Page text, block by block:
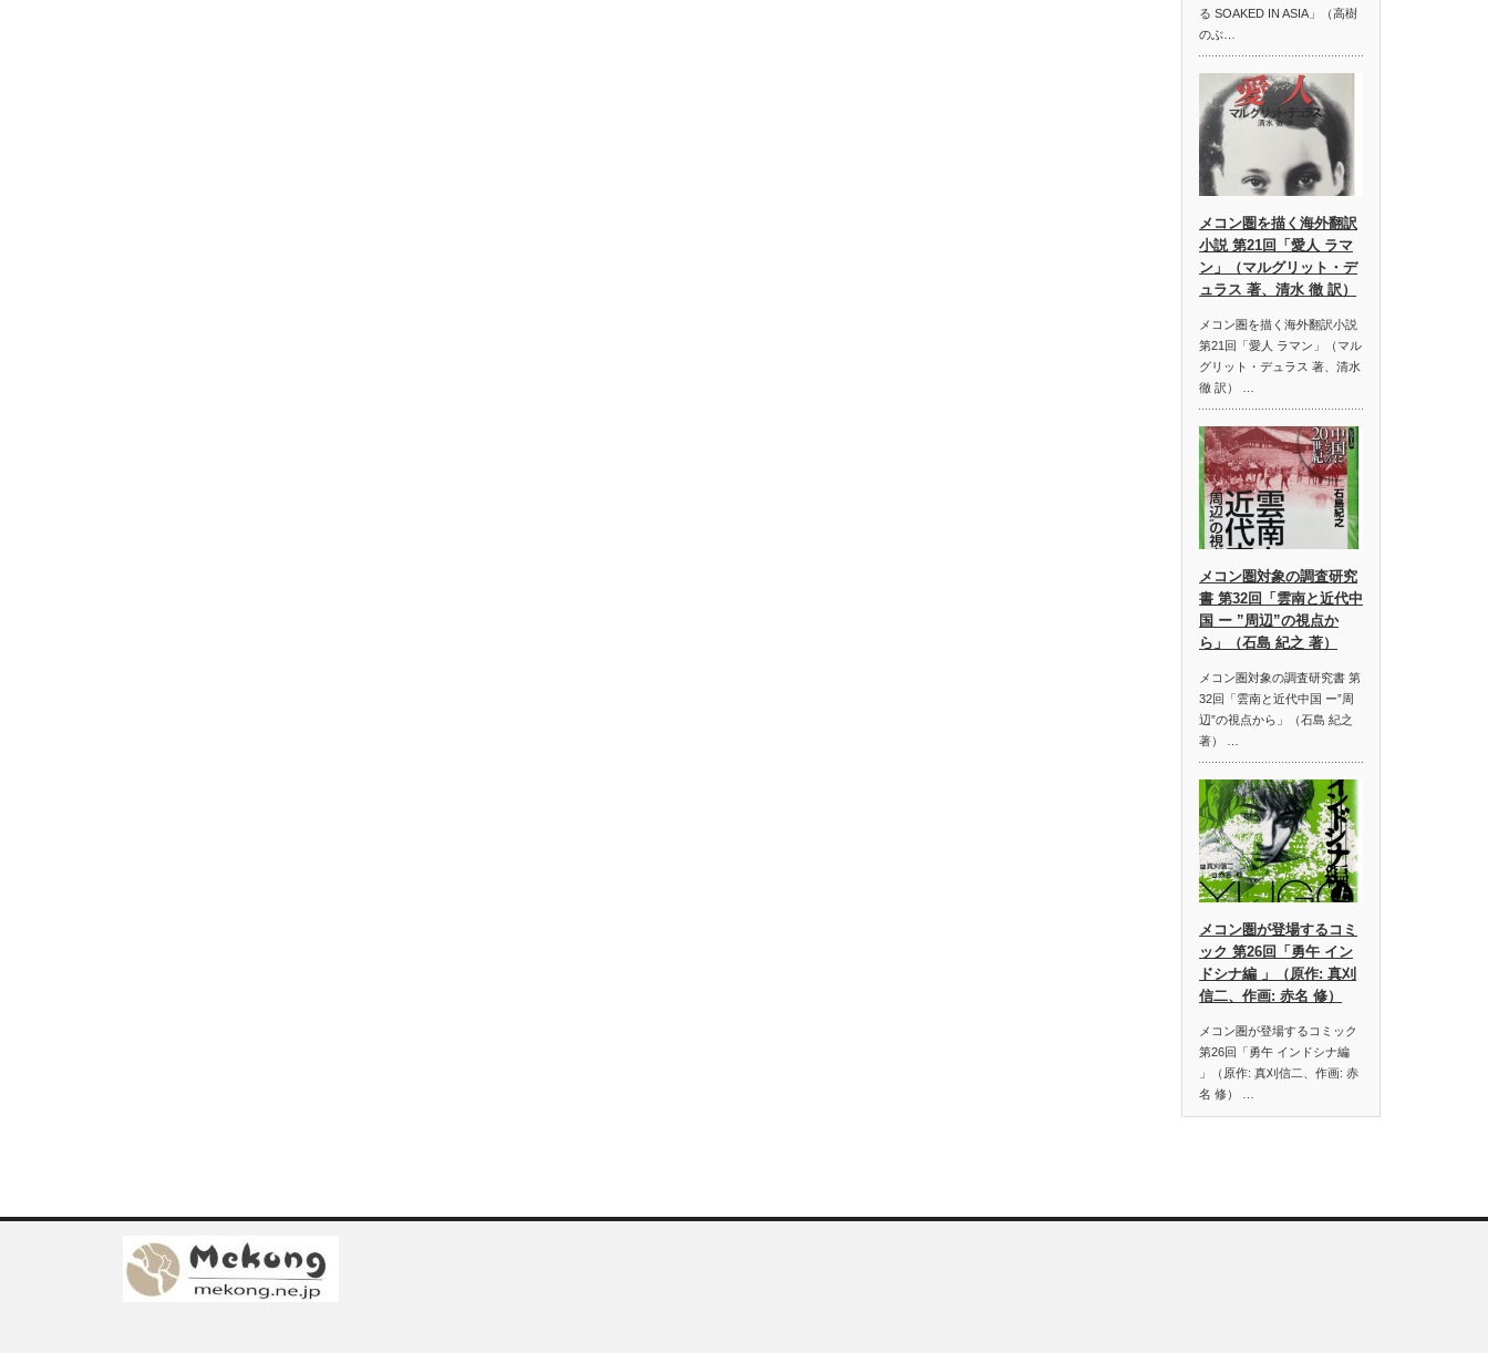
る SOAKED IN ASIA」（高樹
のぶ…
メコン圏を描く海外翻訳
小説 第21回「愛人 ラマ
ン」（マルグリット・デ
ュラス 著、清水 徹 訳）
メコン圏を描く海外翻訳小説
第21回「愛人 ラマン」（マル
グリット・デュラス 著、清水
徹 訳） …
メコン圏対象の調査研究
書 第32回「雲南と近代中
国 ー ”周辺”の視点か
ら」（石島 紀之 著）
メコン圏対象の調査研究書 第
32回「雲南と近代中国 ー”周
辺”の視点から」（石島 紀之
著） …
メコン圏が登場するコミ
ック 第26回「勇午 イン
ドシナ編 」（原作: 真刈
信二、作画: 赤名 修）
メコン圏が登場するコミック
第26回「勇午 インドシナ編
」（原作: 真刈信二、作画: 赤
名 修） …